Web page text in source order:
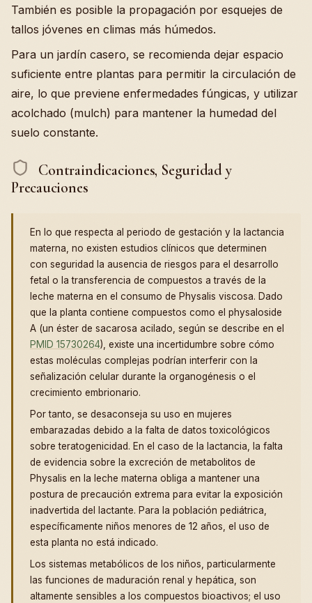
También es posible la propagación por esquejes de
tallos jóvenes en climas más húmedos.
Para un jardín casero, se recomienda dejar espacio
suficiente entre plantas para permitir la circulación de
aire, lo que previene enfermedades fúngicas, y utilizar
acolchado (mulch) para mantener la humedad del
suelo constante.
Contraindicaciones, Seguridad y
Precauciones
En lo que respecta al periodo de gestación y la lactancia
materna, no existen estudios clínicos que determinen
con seguridad la ausencia de riesgos para el desarrollo
fetal o la transferencia de compuestos a través de la
leche materna en el consumo de Physalis viscosa. Dado
que la planta contiene compuestos como el physaloside
A (un éster de sacarosa acilado, según se describe en el
PMID 15730264), existe una incertidumbre sobre cómo
estas moléculas complejas podrían interferir con la
señalización celular durante la organogénesis o el
crecimiento embrionario.
Por tanto, se desaconseja su uso en mujeres
embarazadas debido a la falta de datos toxicológicos
sobre teratogenicidad. En el caso de la lactancia, la falta
de evidencia sobre la excreción de metabolitos de
Physalis en la leche materna obliga a mantener una
postura de precaución extrema para evitar la exposición
inadvertida del lactante. Para la población pediátrica,
específicamente niños menores de 12 años, el uso de
esta planta no está indicado.
Los sistemas metabólicos de los niños, particularmente
las funciones de maduración renal y hepática, son
altamente sensibles a los compuestos bioactivos; el uso